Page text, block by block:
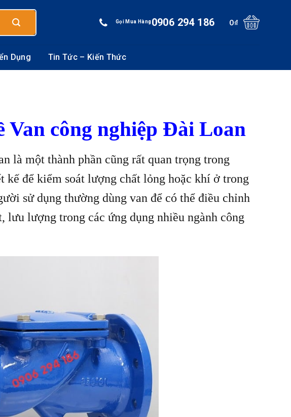
Gọi Mua Hàng0906 294 186 0₫
Dụng Tin Tức – Kiến Thức
Van công nghiệp Đài Loan
là một thành phần cũng rất quan trọng trong
kế để kiểm soát lượng chất lỏng hoặc khí ở trong
sử dụng thường dùng van để có thể điều chỉnh
lưu lượng trong các ứng dụng nhiều ngành công